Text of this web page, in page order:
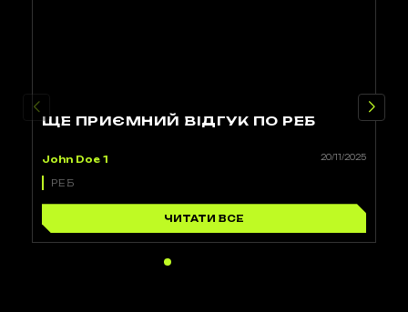
ЩЕ ПРИЄМНИЙ ВІДГУК ПО РЕБ
John Doe 1 20/11/2025
РЕБ
ЧИТАТИ ВСЕ